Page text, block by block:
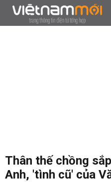
Thân thế chồng
Anh, 'tình cũ' của